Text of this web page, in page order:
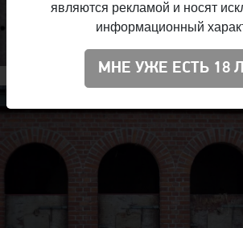
являются рекламой и носят
информационный
МНЕ УЖЕ ЕСТЬ 18